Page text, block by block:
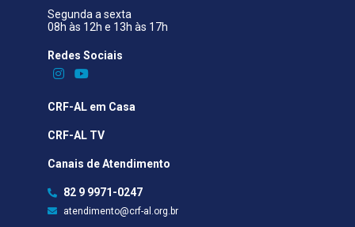
Segunda a sexta
08h às 12h e 13h às 17h
Redes Sociais​
CRF-AL em Casa
CRF-AL TV
Canais de Atendimento
82 9 9971-0247
atendimento@crf-al.org.br